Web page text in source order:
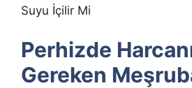
Suyu İçilir Mi
Perhizde
Gereken